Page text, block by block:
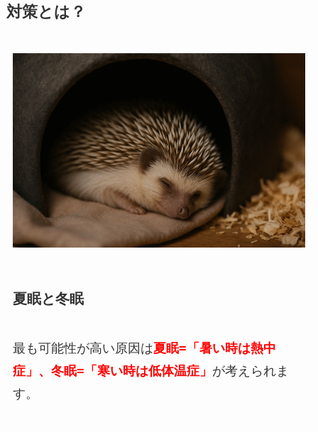
対策とは？
夏眠と冬眠
最も可能性が高い原因は夏眠=「暑い時は熱中
症」、冬眠=「寒い時は低体温症」 が考えられま
す。